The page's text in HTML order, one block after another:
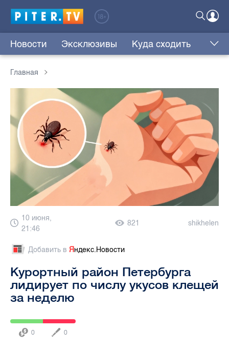
Новости Эксклюзивы Куда сходить
Главная
10 июня,
21:46
821 shikhelen
Добавить в Яндекс.Новости
Курортный район Петербурга
лидирует по числу укусов клещей
за неделю
0 0